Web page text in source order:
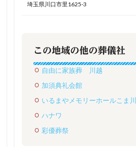
埼玉県川口市里1625-3
この地域の他の葬儀社
自由に家族葬 川越
加須典礼会館
いるまやメモリーホールこま川
ハナワ
彩優葬祭